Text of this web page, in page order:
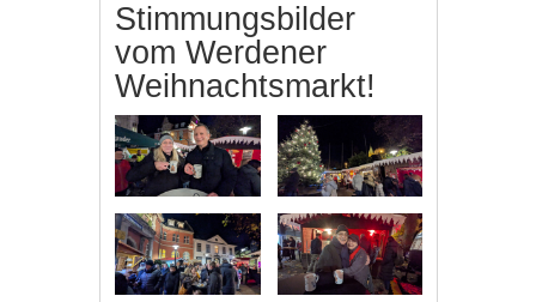
Stimmungsbilder
vom Werdener
Weihnachtsmarkt!